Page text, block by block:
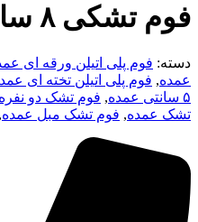
فوم تشکی ۸ سانت
دسته: فوم پلی اتیلن ورقه ای
عمده, فوم پلی اتیلن تخته ای
۵ سانتی عمده
, فوم تشک دو
تشک عمده, فوم تشک مبل عمده,